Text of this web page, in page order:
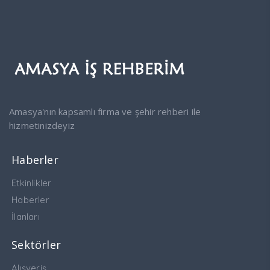
Amasya'nın kapsamlı firma ve şehir rehberi ile
hizmetinizdeyiz
Haberler
Etkinlikler
Haberler
İlanları
Sektörler